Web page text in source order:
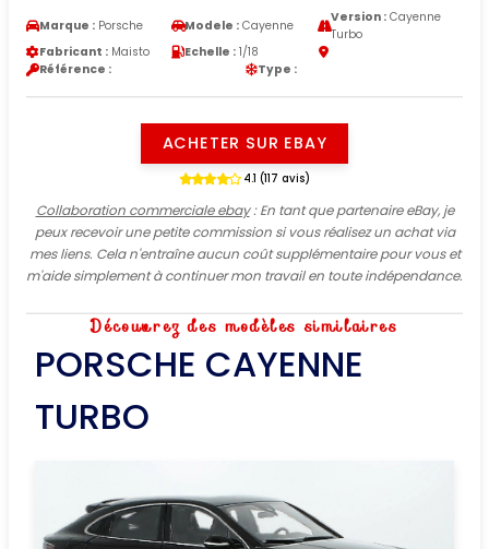
Marque : Porsche Modele : Cayenne
Version :Cayenne
Turbo
Fabricant : Maisto Echelle : 1/18
Référence :
Type :
ACHETER SUR EBAY
4.1 (117 avis)
Collaboration commerciale ebay: En tant que partenaire eBay, je
peux recevoir une petite commission si vous réalisez un achat via
mes liens. Cela n'entraîne aucun coût supplémentaire pour vous et
m'aide simplement à continuer mon travail en toute indépendance.
Découvrez des modèles similaires
PORSCHE CAYENNE
TURBO